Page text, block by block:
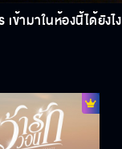
ข้ามาในห้องนี้ได้ยังไง